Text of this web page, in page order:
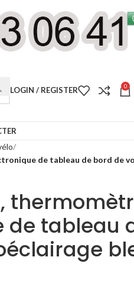
LOGIN / REGISTER 0
de tableau de bord de
de tableau